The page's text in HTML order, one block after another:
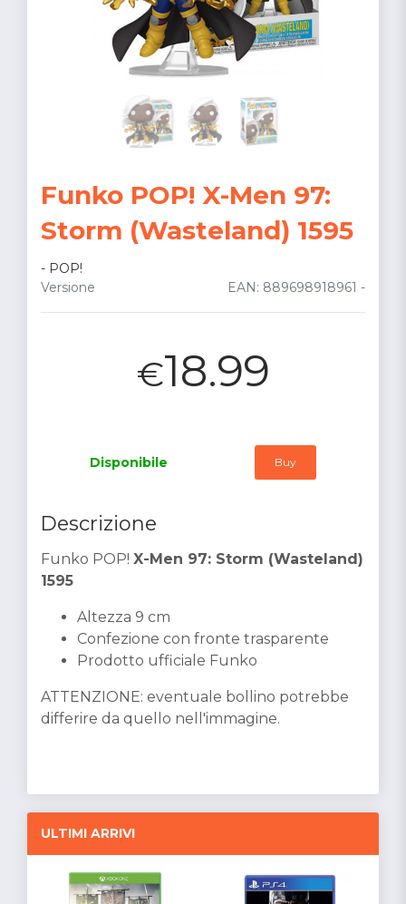
Funko POP! X-Men 97:
Storm (Wasteland) 1595
- POP!
EAN: 889698918961 -
Versione
€18.99
Disponibile Buy
Descrizione
Funko POP! X-Men 97: Storm (Wasteland)
1595
Altezza 9 cm
Confezione con fronte trasparente
Prodotto ufficiale Funko
ATTENZIONE: eventuale bollino potrebbe
differire da quello nell'immagine.
ULTIMI ARRIVI